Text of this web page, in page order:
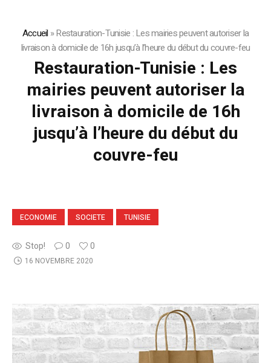
Accueil »Restauration-Tunisie : Les mairies peuvent autoriser la
livraison à domicile de 16h jusqu’à l’heure du début du couvre-feu
Restauration-Tunisie : Les
mairies peuvent autoriser la
livraison à domicile de 16h
jusqu’à l’heure du début du
couvre-feu
ECONOMIE SOCIETE TUNISIE
Stop! 0 0
16 NOVEMBRE 2020